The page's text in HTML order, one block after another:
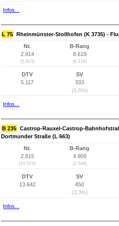
Infos...
L 75 Rheinmünster-Stollhofen (K 3735) -
Nr.
2.914
(5.823)
B-Rang
8.619
(6.219)
DTV
5.117
SV
333
(6,5%)
Infos...
B 235 Castrop-Rauxel-Castrop-
Dortmunder Straße (L 663)
Nr.
2.915
(10.573)
B-Rang
4.909
(2.549)
DTV
13.642
SV
450
(3,3%)
Infos...